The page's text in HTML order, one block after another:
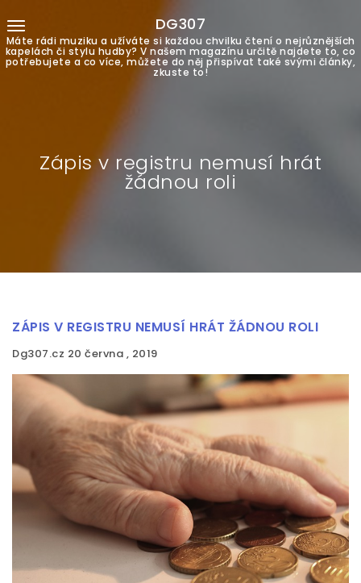
DG307
Máte rádi muziku a užíváte si každou chvilku čtení o nejrůznějších
kapelách či stylu hudby? V našem magazínu určitě najdete to, co
potřebujete a co více, můžete do něj přispívat také svými články,
zkuste to!
Zápis v registru nemusí hrát
žádnou roli
ZÁPIS V REGISTRU NEMUSÍ HRÁT ŽÁDNOU ROLI
Dg307.cz 20 června , 2019